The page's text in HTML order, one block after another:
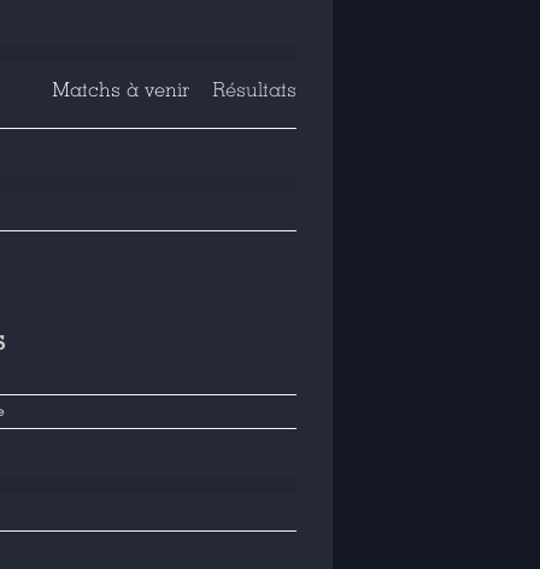
Matchs à venir Résultats